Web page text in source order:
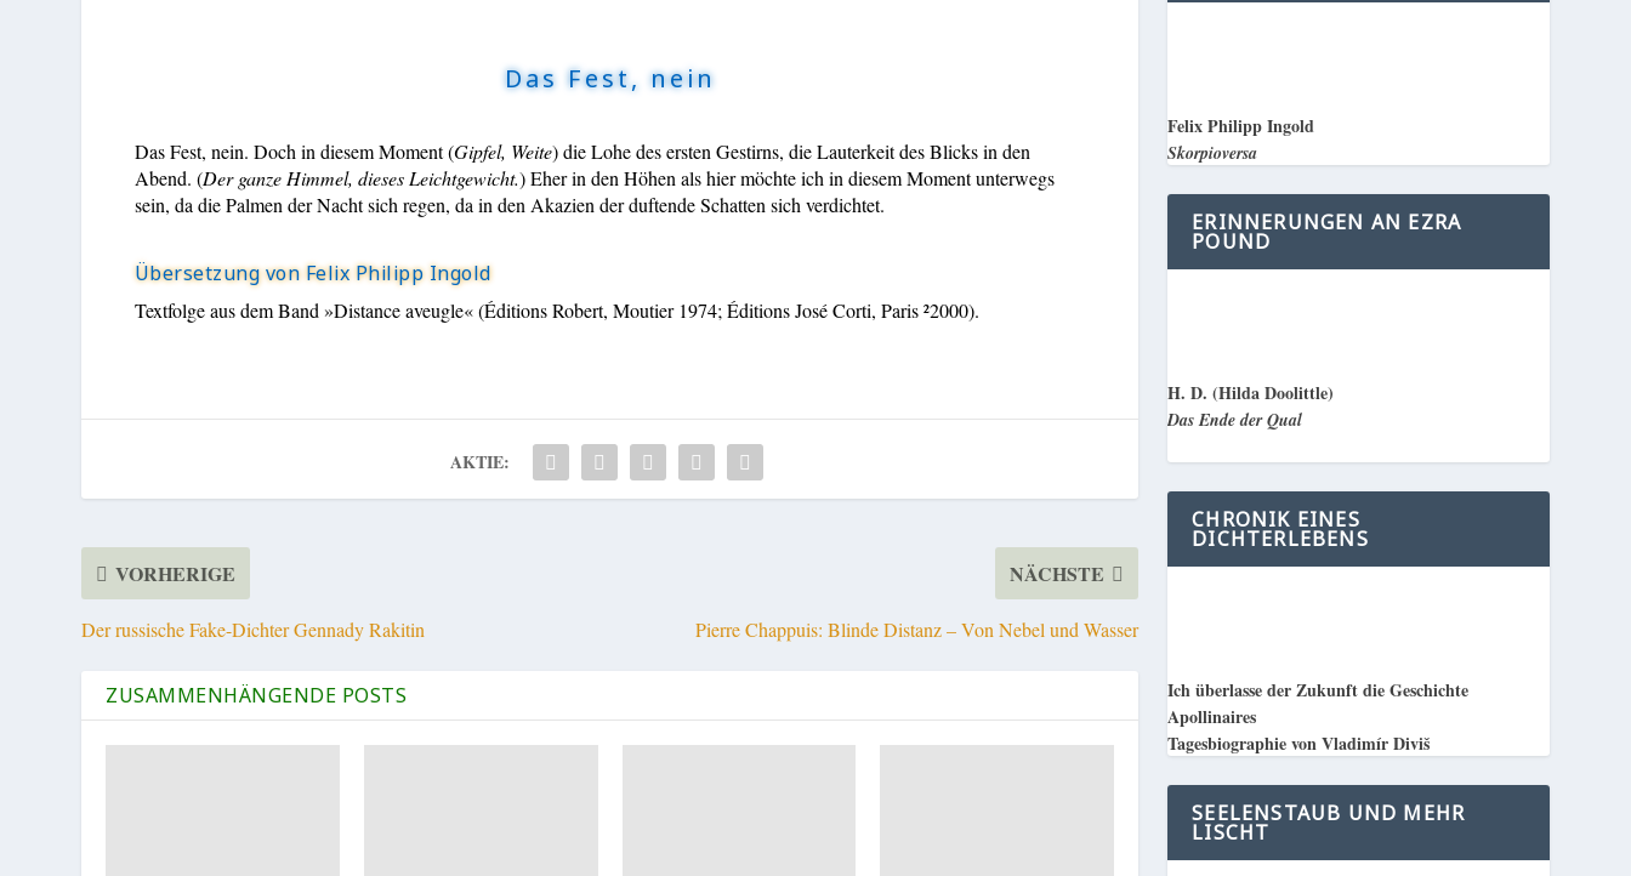
Das Fest, nein
Das Fest, nein. Doch in diesem Moment (Gipfel, Weite) die Lohe des ersten Gestirns, die Lauterkeit des Blicks in den
Abend. (Der ganze Himmel, dieses Leichtgewicht.)Eher in den Höhen als hier möchte ich in diesem Moment unterwegs
sein, da die Palmen der Nacht sich regen, da in den Akazien der duftende Schatten sich verdichtet.
Übersetzung von Felix Philipp Ingold
Textfolge aus dem Band »Distance aveugle« (Éditions Robert, Moutier 1974; Éditions José Corti, Paris ²2000).
AKTIE:
VORHERIGE
Der russische Fake-Dichter Gennady Rakitin
NÄCHSTE
Pierre Chappuis: Blinde Distanz – Von Nebel und Wasser
ZUSAMMENHÄNGENDE POSTS
Felix Philipp Ingold
Skorpioversa
ERINNERUNGEN AN EZRA
POUND
H. D. (Hilda Doolittle)
Das Ende der Qual
CHRONIK EINES
DICHTERLEBENS
Ich überlasse der Zukunft die Geschichte
Apollinaires
Tagesbiographie von Vladimír Diviš
SEELENSTAUB UND MEHR
LISCHT